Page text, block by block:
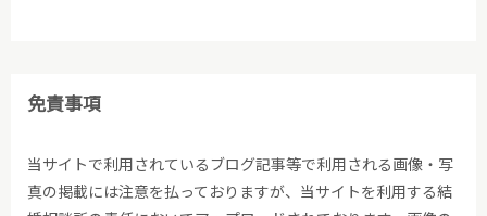
免責事項
当サイトで利用されているブログ記事等で利用される画像・写
真の掲載には注意を払っておりますが、当サイトを利用する結